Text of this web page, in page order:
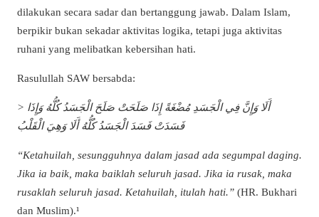
dilakukan secara sadar dan bertanggung jawab. Dalam Islam,
berpikir bukan sekadar aktivitas logika, tetapi juga aktivitas
ruhani yang melibatkan kebersihan hati.
Rasulullah SAW bersabda:
> أَلَا وَإِنَّ فِي الْجَسَدِ مُضْغَةً إِذَا صَلَحَتْ صَلَحَ الْجَسَدُ كُلُّهُ وَإِذَا
فَسَدَتْ فَسَدَ الْجَسَدُ كُلُّهُ أَلَا وَهِيَ الْقَلْبُ
“Ketahuilah, sesungguhnya dalam jasad ada segumpal daging.
Jika ia baik, maka baiklah seluruh jasad. Jika ia rusak, maka
rusaklah seluruh jasad. Ketahuilah, itulah hati.” (HR. Bukhari
dan Muslim).¹